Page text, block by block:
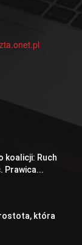
koalicji: Ruch
Prawica...
która